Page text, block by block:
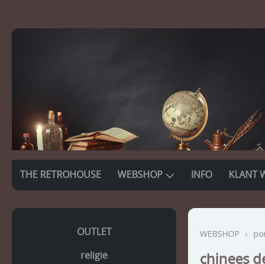
THE RETROHOUSE WEBSHOP INFO KLANT
OUTLET
religie
WEBSHOP ›
chinees